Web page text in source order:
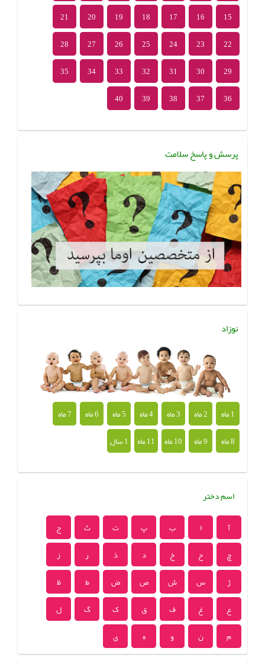
15
16
17
18
19
20
21
22
23
24
25
26
27
28
29
30
31
32
33
34
35
36
37
38
39
40
پرسش و پاسخ سلامت
نوزاد
1 ماه 2 ماه 3 ماه 4 ماه 5 ماه 6 ماه
7 ماه
8 ماه
9 ماه 10 ماه 11 ماه 1 سال
اسم دختر
آ ا ب پ ت ث
ج
چ
ح خ د ذ ر
ز
ژ
س ش ص ض ط
ظ
ع
غ ف ق ک گ
ل
م
ن و ه ی